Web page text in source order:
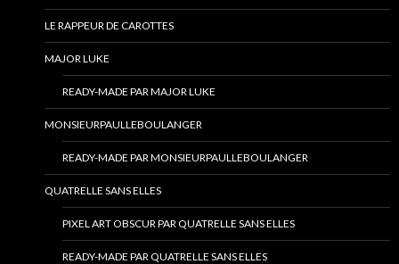
LE RAPPEUR DE CAROTTES
MAJOR LUKE
READY-MADE PAR MAJOR LUKE
MONSIEURPAULLEBOULANGER
READY-MADE PAR MONSIEURPAULLEBOULANGER
QUATRELLE SANS ELLES
PIXEL ART OBSCUR PAR QUATRELLE SANS ELLES
READY-MADE PAR QUATRELLE SANS ELLES